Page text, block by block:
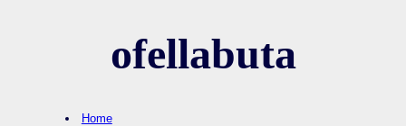
ofellabuta
Home